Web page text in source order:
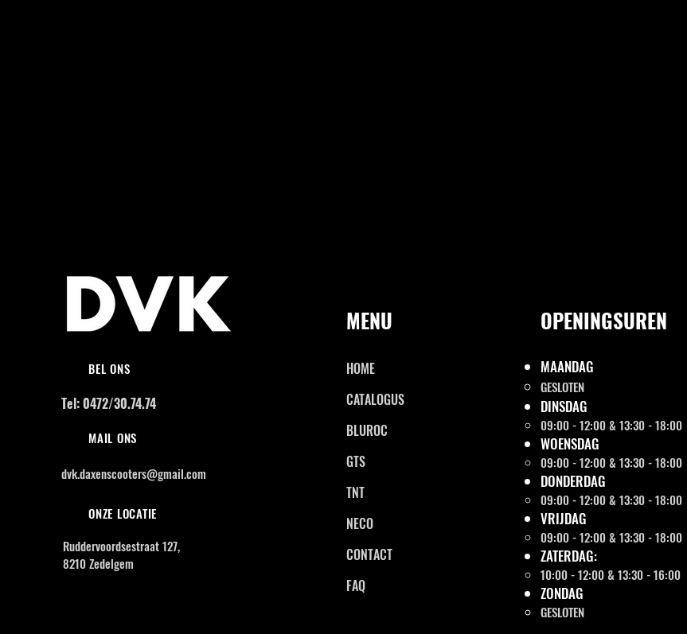
BEL ONS
Tel: 0472/30.74.74
MAIL ONS
dvk.daxenscooters@gmail.com
ONZE LOCATIE
Ruddervoordsestraat 127,
8210 Zedelgem
MENU
HOME
CATALOGUS
BLUROC
GTS
TNT
NECO
CONTACT
FAQ
OPENINGSUREN
MAANDAG
GESLOTEN
DINSDAG
09:00 - 12:00 & 13:30 - 18:00
WOENSDAG
09:00 - 12:00 & 13:30 - 18:00
DONDERDAG
09:00 - 12:00 & 13:30 - 18:00
VRIJDAG
09:00 - 12:00 & 13:30 - 18:00
ZATERDAG:
10:00 - 12:00 & 13:30 - 16:00
ZONDAG
GESLOTEN